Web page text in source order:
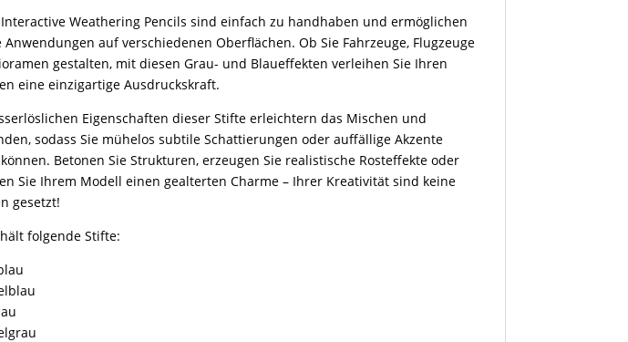
Interactive Weathering Pencils sind einfach zu handhaben und ermöglichen
Anwendungen auf verschiedenen Oberflächen. Ob Sie Fahrzeuge, Flugzeuge
gestalten, mit diesen Grau- und Blaueffekten verleihen Sie Ihren
eine einzigartige Ausdruckskraft.
Eigenschaften dieser Stifte erleichtern das Mischen und
sodass Sie mühelos subtile Schattierungen oder auffällige Akzente
Betonen Sie Strukturen, erzeugen Sie realistische Rosteffekte oder
Sie Ihrem Modell einen gealterten Charme – Ihrer Kreativität sind keine
gesetzt!
folgende Stifte: